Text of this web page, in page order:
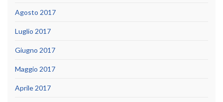
Agosto 2017
Luglio 2017
Giugno 2017
Maggio 2017
Aprile 2017